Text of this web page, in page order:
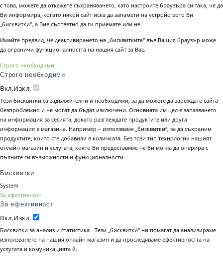
с това, можете да откажете съхраняването, като настроите браузъра си така, че да
Ви информира, когато някой сайт иска да запамети на устройството Ви
„бисквитки“, а Вие съответно да ги приемате или не.
Имайте предвид, че деактивирането на „бисквитките“ във Вашия браузър може
да ограничи функционалността на нашия сайт за Вас.
Строго необходими
Строго необходими
Вкл.Изкл.
Тези бисквитки са задължителни и необходими, за да можете да зареждате сайта
безпроблемно и не могат да бъдат изключени. Основната им цел е запазването
на информация за сесията, докато разглеждате продуктите или друга
информация в магазина. Например – използваме „бисквитки“, за да съхраним
продуктите, които сте добавили в количката. Без този тип технологии нашият
онлайн магазин и услугата, която Ви предоставяме не би могла да оперира с
пълните си възможности и функционалности.
Бисквитки
System
За ефективност
За ефективност
Вкл.Изкл.
Бисквитки за анализ и статистика - Тези „бисквитки“ ни помагат да анализираме
използването на нашия онлайн магазин и да проследяваме ефективността на
услугата и комуникацията й.